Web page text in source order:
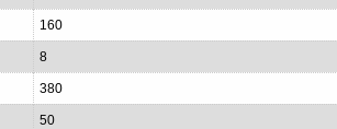
160
8
380
50